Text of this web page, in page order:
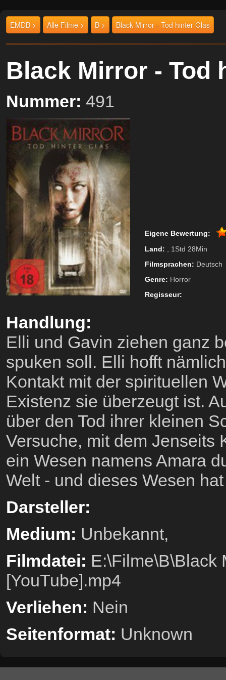
EMDB > Alle Filme > B > Black Mirror - Tod hinter Glas
Black Mirror -
Nummer: 491
Eigene Bewertung:
Land: , 1Std 28Min
Filmsprachen: Deutsch
Genre: Horror
Regisseur:
Handlung:
Elli und Gavin ziehen ganz
spuken soll. Elli hofft
Kontakt mit der spirituellen
Existenz sie überzeugt ist.
über den Tod ihrer kleinen
Versuche, mit dem Jenseits
ein Wesen namens Amara
Welt - und dieses Wesen
Darsteller:
Medium: Unbekannt,
Filmdatei: E:\Filme\B\Black
[YouTube].mp4
Verliehen: Nein
Seitenformat: Unknown